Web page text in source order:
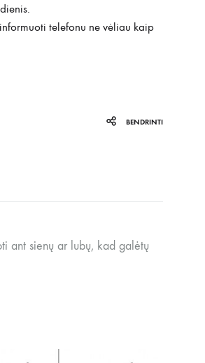
telefonu ne vėliau kaip
BENDRINTI
ant sienų ar lubų, kad galėtų